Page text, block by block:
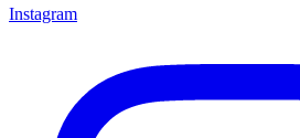
Instagram